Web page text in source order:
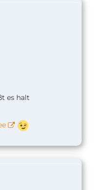
es halt